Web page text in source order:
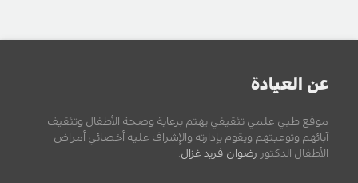
عن العيادة
موقع طبي علمي تثقيفي يهتم برعاية وصحة الأطفال وتثقيف
آبائهم وتوعيتهم ويقوم بإدارته والإشراف عليه أخصائي أمراض
الأطفال الدكتور رضوان فريد غزال